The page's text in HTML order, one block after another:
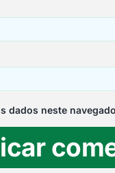
dados neste